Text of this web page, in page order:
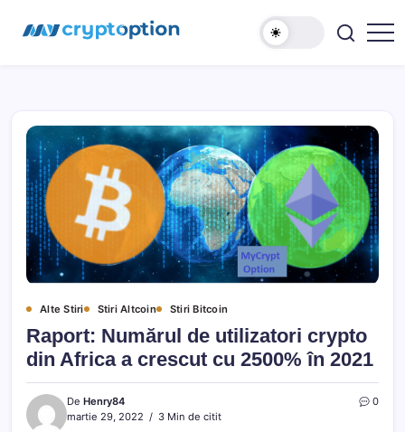
MyCryptOption
Alte Stiri Stiri Altcoin Stiri Bitcoin
Raport: Numărul de utilizatori crypto
din Africa a crescut cu 2500% în 2021
De Henry84
martie 29, 2022
3 Min de citit
0